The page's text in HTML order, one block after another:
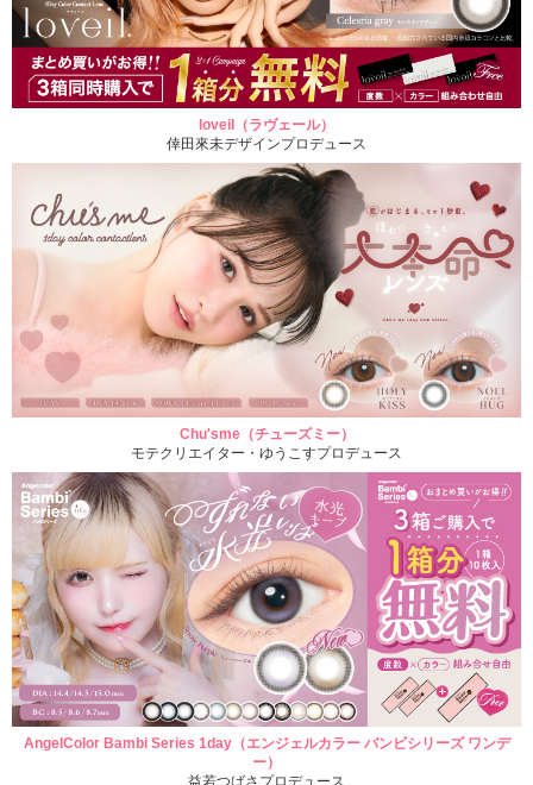
loveil（ラヴェール）
倖田來未デザインプロデュース
Chu'sme（チューズミー）
モテクリエイター・ゆうこすプロデュース
AngelColor Bambi Series 1day（エンジェルカラー バンビシリーズ ワンデ
ー）